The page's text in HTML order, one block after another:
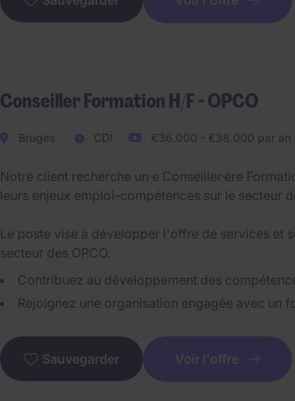
Conseiller Formation H/F - OPCO
Bruges CDI €36.000 - €38.000 par an
Notre client recherche un·e Conseiller·ère
leurs enjeux emploi-compétences sur le secteur
Le poste vise à développer l'offre de services et
secteur des OPCO.
Contribuez au développement des
Rejoignez une organisation engagée avec un
Sauvegarder Voir l'offre